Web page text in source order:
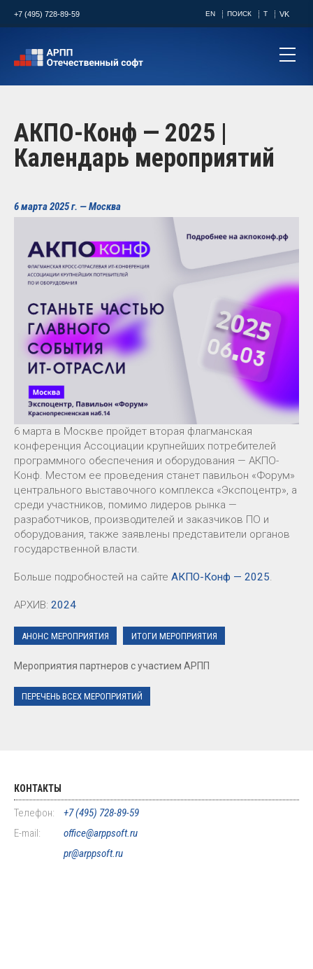
+7 (495) 728-89-59 EN ПОИСК T VK
АКПО-Конф — 2025 |
Календарь мероприятий
6 марта 2025 г. — Москва
6 марта в Москве пройдет вторая флагманская
конференция Ассоциации крупнейших потребителей
программного обеспечения и оборудования — АКПО-
Конф. Местом ее проведения станет павильон «Форум»
центрального выставочного комплекса «Экспоцентр», а
среди участников, помимо лидеров рынка —
разработчиков, производителей и заказчиков ПО и
оборудования, также заявлены представители органов
государственной власти.
Больше подробностей на сайте АКПО-Конф — 2025.
АРХИВ: 2024
АНОНС МЕРОПРИЯТИЯ ИТОГИ МЕРОПРИЯТИЯ
Мероприятия партнеров с участием АРПП
ПЕРЕЧЕНЬ ВСЕХ МЕРОПРИЯТИЙ
КОНТАКТЫ
Телефон:
+7 (495) 728-89-59
E-mail:
office@arppsoft.ru
pr@arppsoft.ru